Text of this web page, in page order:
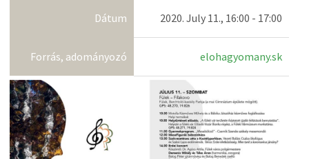
Dátum 2020. July 11., 16:00 - 17:00
Forrás, adományozó elohagyomany.sk